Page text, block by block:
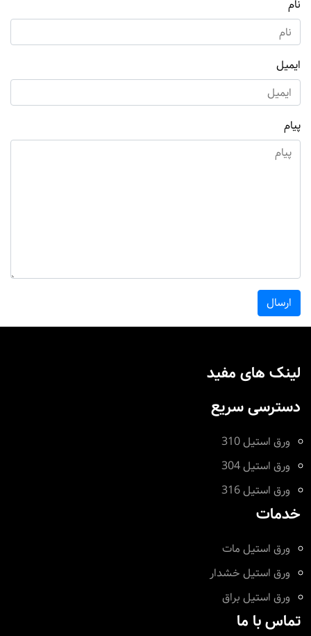
نام
ایمیل
پیام
ارسال
لینک های مفید
دسترسی سریع
ورق استیل 310
ورق استیل 304
ورق استیل 316
خدمات
ورق استیل مات
ورق استیل خشدار
ورق استیل براق
تماس با ما